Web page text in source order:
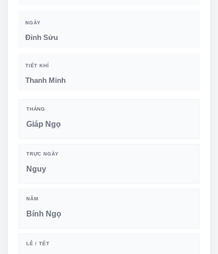
NGÀY
Đinh Sửu
TIẾT KHÍ
Thanh Minh
THÁNG
Giáp Ngọ
TRỰC NGÀY
Nguy
NĂM
Bính Ngọ
LỄ / TẾT